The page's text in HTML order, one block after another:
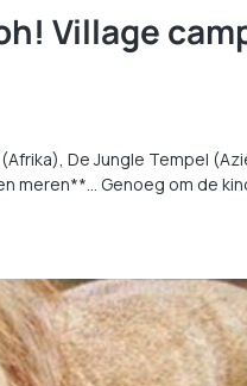
Village
De Jungle Tempel
meren**… Genoeg om de